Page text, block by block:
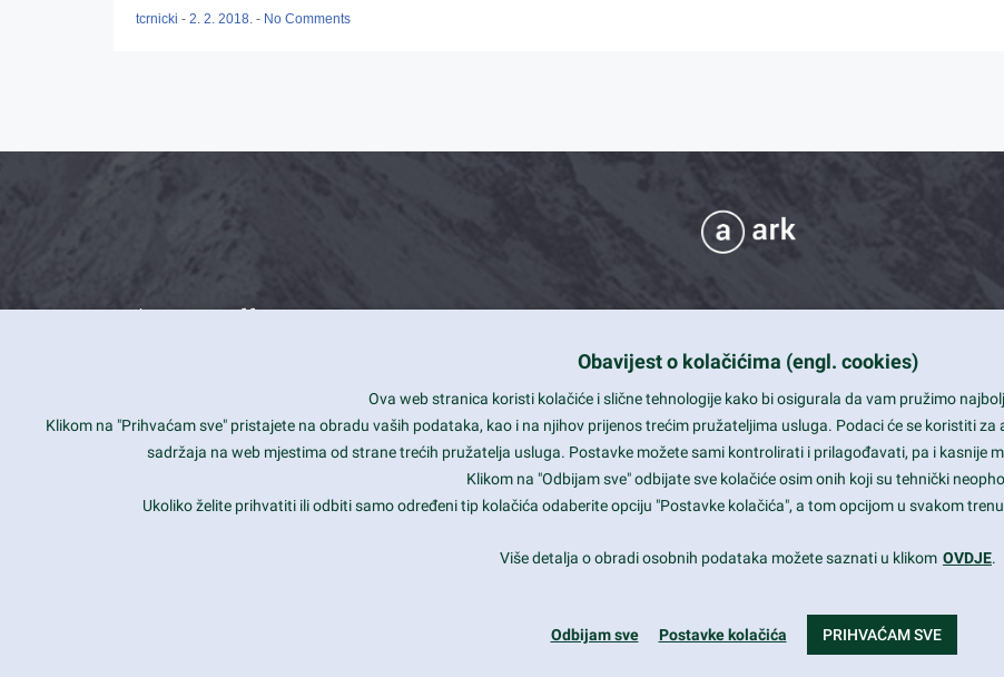
tcrnicki - 2. 2. 2018. - No Comments
What we offer
Is your website user friendly?
Ark offers weekly stunning designs.
Why our customers love Ark?
Smart and beautiful design
Unlimited Eelements
Mobile ready
Obavijest o kolačićima (engl. cookies)
Ova web stranica koristi kolačiće i slične tehnologije kako bi osigurala da vam pružimo
Klikom na "Prihvaćam sve" pristajete na obradu vaših podataka, kao i na njihov prijenos trećim pružateljima usluga. Podaci će se koristiti
sadržaja na web mjestima od strane trećih pružatelja usluga. Postavke možete sami kontrolirati i prilagođavati, pa i kasnije
Klikom na "Odbijam sve" odbijate sve kolačiće osim onih koji su tehnički
Ukoliko želite prihvatiti ili odbiti samo određeni tip kolačića odaberite opciju "Postavke kolačića", a tom opcijom u svakom
Više detalja o obradi osobnih podataka možete saznati u klikom OVDJE.
Odbijam sve Postavke kolačića PRIHVAĆAM SVE